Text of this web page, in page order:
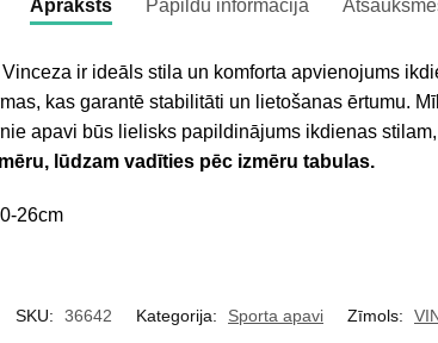
Apraksts Papildu informācija
ir ideāls stila un komforta apvienojums
kas garantē stabilitāti un lietošanas ērtumu.
apavi būs lielisks papildinājums ikdienas
lūdzam vadīties pēc izmēru tabulas.
26cm
SKU: 36642 Kategorija: Sporta apavi Zīmols: